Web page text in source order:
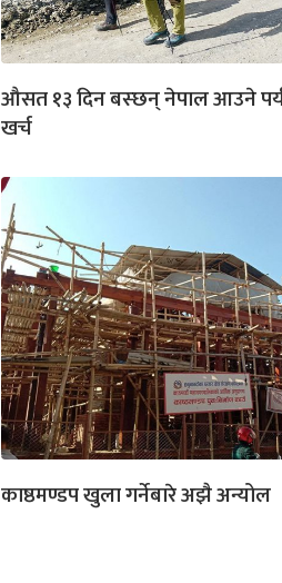
औसत १३ दिन बस्छन् नेपाल आउने
खर्च
काष्ठमण्डप खुला गर्नेबारे अझै अन्योल